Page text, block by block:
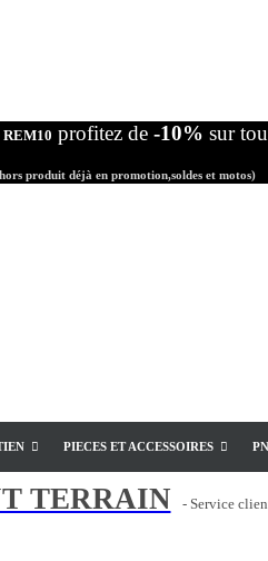
REM10 profitez de -10% sur
produit déjà en promotion,soldes et motos)
PIECES ET ACCESSOIRES
TERRAIN - Service